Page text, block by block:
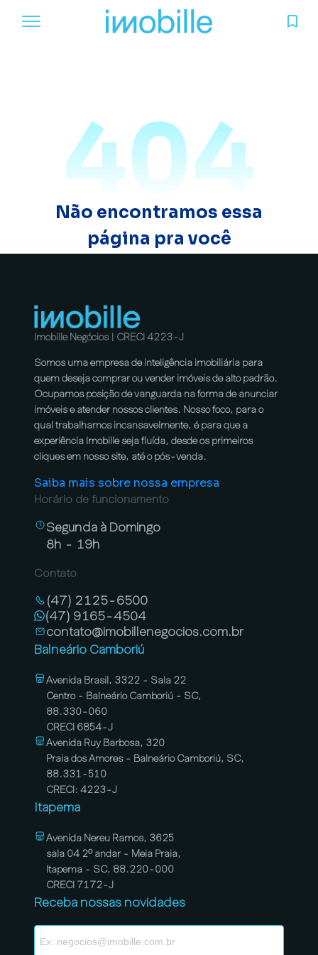
404
Não encontramos essa
página pra você
Imobille Negócios | CRECI 4223-J
Somos uma empresa de inteligência imobiliária para
quem deseja comprar ou vender imóveis de alto padrão.
Ocupamos posição de vanguarda na forma de anunciar
imóveis e atender nossos clientes. Nosso foco, para o
qual trabalhamos incansavelmente, é para que a
experiência Imobille seja fluída, desde os primeiros
cliques em nosso site, até o pós-venda.
Saiba mais sobre nossa empresa
Horário de funcionamento
Segunda à Domingo
8h - 19h
Contato
(47) 2125-6500
(47) 9165-4504
contato@imobillenegocios.com.br
Balneário Camboriú
Avenida Brasil, 3322 - Sala 22
Centro - Balneário Camboriú - SC,
88.330-060
CRECI 6854-J
Avenida Ruy Barbosa, 320
Praia dos Amores - Balneário Camboriú, SC,
88.331-510
CRECI: 4223-J
Itapema
Avenida Nereu Ramos, 3625
sala 04 2º andar - Meia Praia,
Itapema - SC, 88.220-000
CRECI 7172-J
Receba nossas novidades